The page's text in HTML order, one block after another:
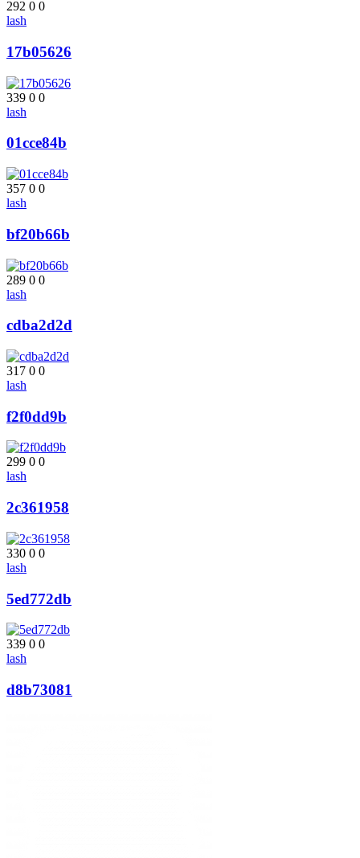
292 0 0
lash
17b05626
339 0 0
lash
01cce84b
357 0 0
lash
bf20b66b
289 0 0
lash
cdba2d2d
317 0 0
lash
f2f0dd9b
299 0 0
lash
2c361958
330 0 0
lash
5ed772db
339 0 0
lash
d8b73081